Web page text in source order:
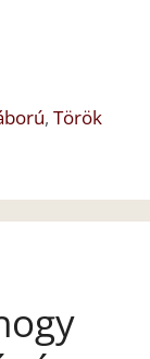
,Török